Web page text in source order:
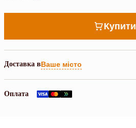
Купити
Доставка вВаше місто
Оплата